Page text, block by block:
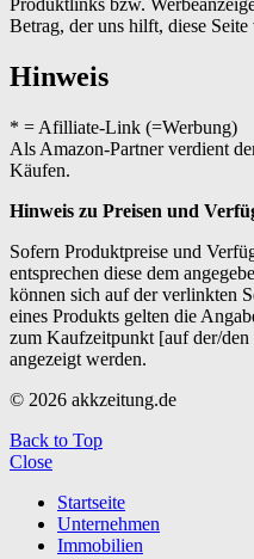
Produktlinks bzw.
Betrag, der uns hilft, diese Seite
Hinweis
* = Afilliate-Link (=Werbung)
Als Amazon-Partner verdient
Käufen.
Hinweis zu Preisen und
Sofern Produktpreise und
entsprechen diese dem
können sich auf der verlinkten
eines Produkts gelten die
zum Kaufzeitpunkt [auf der/
angezeigt werden.
© 2026 akkzeitung.de
Back to Top
Close
Startseite
Unternehmen
Immobilien